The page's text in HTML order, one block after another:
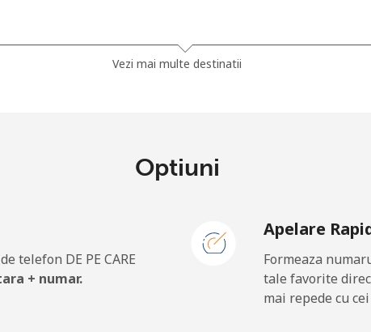
5 min pentru ⁦$10⁩
22 min pentru ⁦$10⁩
Vezi mai multe destinatii
Optiuni
telefon DE PE CARE
+ numar.
Apelare
Formeaza
tale favorite
mai repede cu